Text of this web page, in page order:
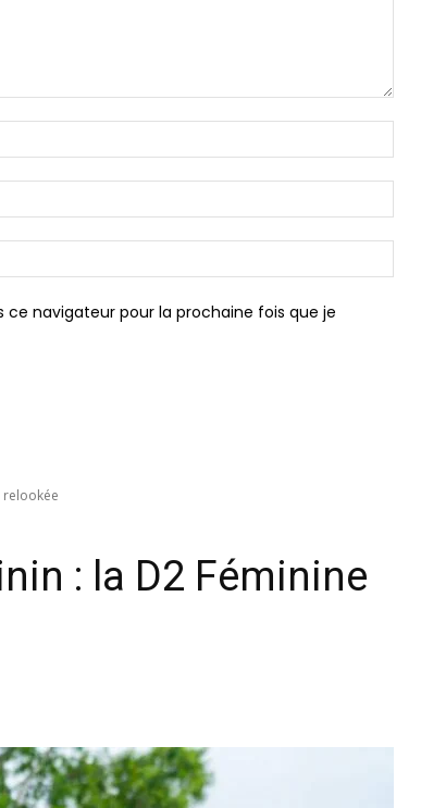
:*
:*
:
navigateur pour la prochaine fois que je